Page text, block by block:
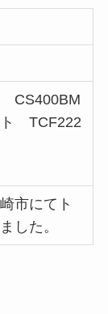
CS400BM
TCF222
市にてト
した。